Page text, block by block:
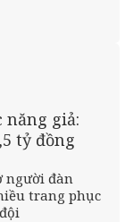
năng giả:
tỷ đồng
người đàn
trang phục